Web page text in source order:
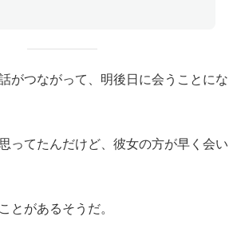
がつながって、明後日に会うことにな
ってたんだけど、彼女の方が早く会い
とがあるそうだ。